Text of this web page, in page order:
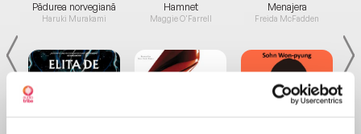
Pădurea norvegiană
Haruki Murakami
Hamnet
Maggie O'Farrell
Menajera
Freida McFadden